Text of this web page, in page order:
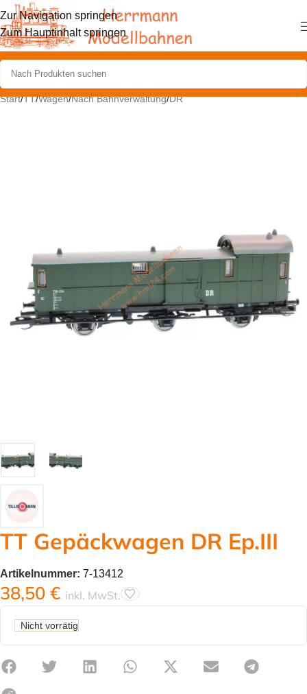
Zur Navigation springen
Zum Hauptinhalt springen
Start/TT/Wagen/Nach Bahnverwaltung/DR
TT Gepäckwagen DR Ep.III
Artikelnummer: 7-13412
38,50 € inkl. MwSt.
Nicht vorrätig